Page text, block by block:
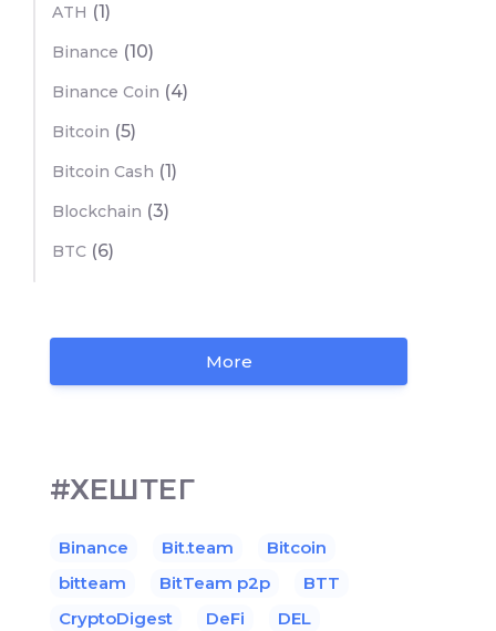
ATH (1)
Binance (10)
Binance Coin (4)
Bitcoin (5)
Bitcoin Cash (1)
Blockchain (3)
BTC (6)
More
#ХЕШТЕГ
Binance Bit.team
Bitcoin
bitteam
BitTeam p2p
BTT
CryptoDigest
DeFi
DEL